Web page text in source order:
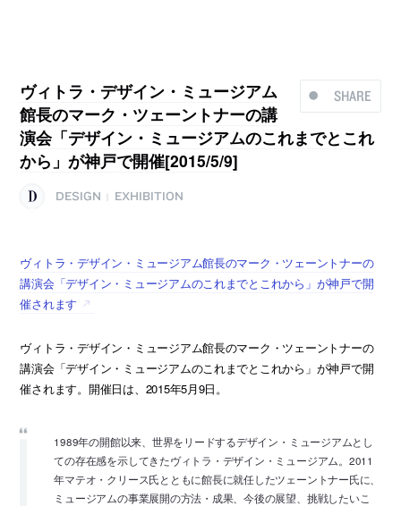
SHARE
ヴィトラ・デザイン・ミュージアム
館長のマーク・ツェーントナーの講
演会「デザイン・ミュージアムのこれまでとこれ
から」が神戸で開催[2015/5/9]
DESIGN EXHIBITION
ヴィトラ・デザイン・ミュージアム館長のマーク・ツェーントナーの
講演会「デザイン・ミュージアムのこれまでとこれから」が神戸で開
催されます
ヴィトラ・デザイン・ミュージアム館長のマーク・ツェーントナーの
講演会「デザイン・ミュージアムのこれまでとこれから」が神戸で開
催されます。開催日は、2015年5月9日。
1989年の開館以来、世界をリードするデザイン・ミュージアムとし
ての存在感を示してきたヴィトラ・デザイン・ミュージアム。2011
年マテオ・クリース氏とともに館長に就任したツェーントナー氏に、
ミュージアムの事業展開の方法・成果、今後の展望、挑戦したいこ